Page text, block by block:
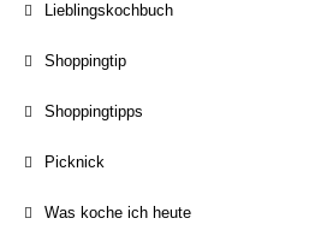
Lieblingskochbuch
Shoppingtip
Shoppingtipps
Picknick
Was koche ich heute